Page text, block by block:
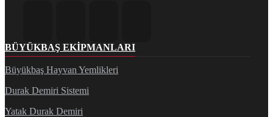
BÜYÜKBAŞ EKIPMANLARI
Büyükbaş Hayvan Yemlikleri
Durak Demiri Sistemi
Yatak Durak Demiri